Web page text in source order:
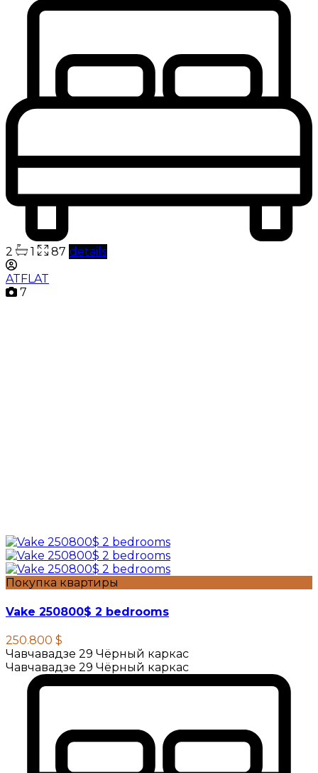
2 1 87 details
ATFLAT
7
Покупка квартиры
Vake 250800$ 2 bedrooms
250.800 $
Чавчавадзе 29 Чёрный каркас
Чавчавадзе 29 Чёрный каркас